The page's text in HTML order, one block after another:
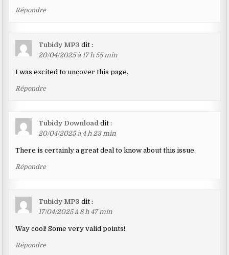
Répondre
Tubidy MP3 dit :
20/04/2025 à 17 h 55 min
I was excited to uncover this page.
Répondre
Tubidy Download dit :
20/04/2025 à 4 h 23 min
There is certainly a great deal to know about this issue.
Répondre
Tubidy MP3 dit :
17/04/2025 à 8 h 47 min
Way cool! Some very valid points!
Répondre